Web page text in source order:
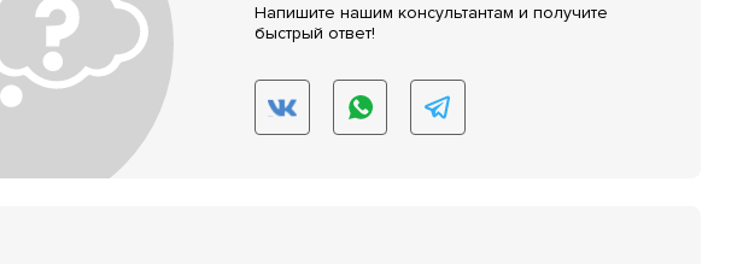
Напишите нашим консультантам и получите
быстрый ответ!